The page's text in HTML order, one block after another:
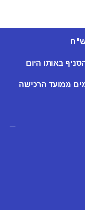
באותו היום